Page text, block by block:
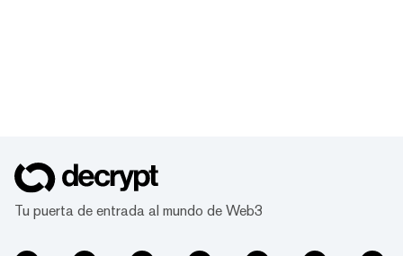
Tu puerta de entrada al mundo de Web3